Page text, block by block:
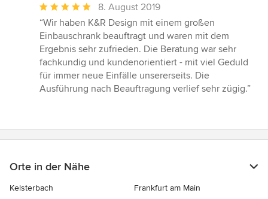
Durchschnittliche
Bewertung:
5
von
5
Sternen
8. August 2019
“Wir haben K&R Design mit einem großen
Einbauschrank beauftragt und waren mit dem
Ergebnis sehr zufrieden. Die Beratung war sehr
fachkundig und kundenorientiert - mit viel Geduld
für immer neue Einfälle unsererseits. Die
Ausführung nach Beauftragung verlief sehr zügig.”
Orte in der Nähe
Kelsterbach
Frankfurt am Main